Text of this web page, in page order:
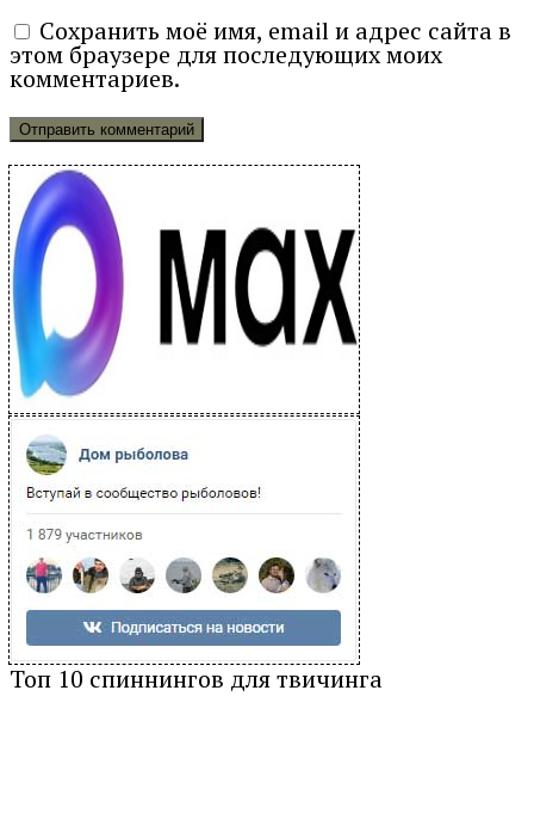
Сохранить моё имя, email и адрес сайта в
этом браузере для последующих моих
комментариев.
Топ 10 спиннингов для твичинга